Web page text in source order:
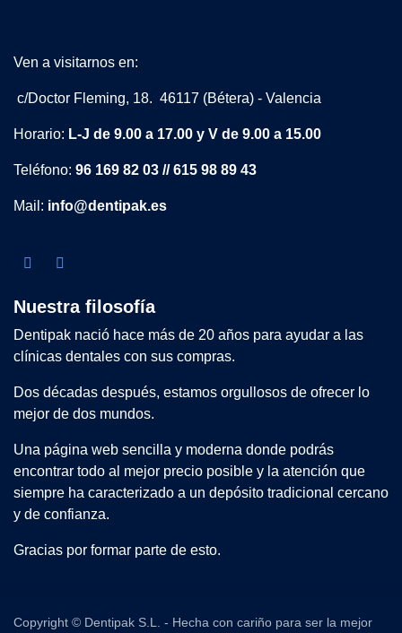
Ven a visitarnos en:
c/Doctor Fleming, 18. 46117 (Bétera) - Valencia
Horario: L-J de 9.00 a 17.00 y V de 9.00 a 15.00
Teléfono: 96 169 82 03 // 615 98 89 43
Mail: info@dentipak.es
Nuestra filosofía
Dentipak nació hace más de 20 años para ayudar a las
clínicas dentales con sus compras.
Dos décadas después, estamos orgullosos de ofrecer lo
mejor de dos mundos.
Una página web sencilla y moderna donde podrás
encontrar todo al mejor precio posible y la atención que
siempre ha caracterizado a un depósito tradicional cercano
y de confianza.
Gracias por formar parte de esto.
Copyright © Dentipak S.L. - Hecha con cariño para ser la mejor